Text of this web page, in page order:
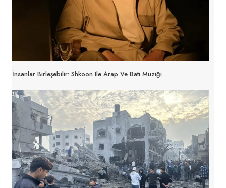
İnsanlar Birleşebilir: Shkoon Ile Arap Ve Batı Müziği